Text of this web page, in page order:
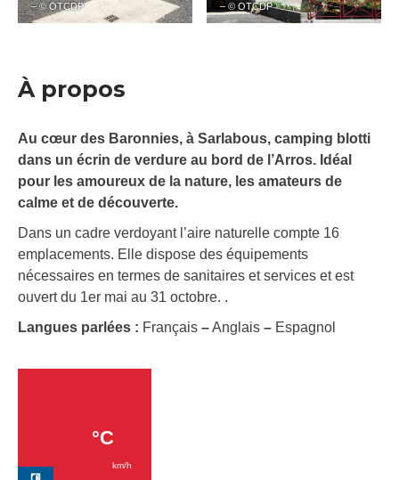
– © OTCDP – © OTCDP
À propos
Au cœur des Baronnies, à Sarlabous, camping blotti
dans un écrin de verdure au bord de l’Arros. Idéal
pour les amoureux de la nature, les amateurs de
calme et de découverte.
Dans un cadre verdoyant l’aire naturelle compte 16
emplacements. Elle dispose des équipements
nécessaires en termes de sanitaires et services et est
ouvert du 1er mai au 31 octobre. .
Langues parlées : Français –Anglais – Espagnol